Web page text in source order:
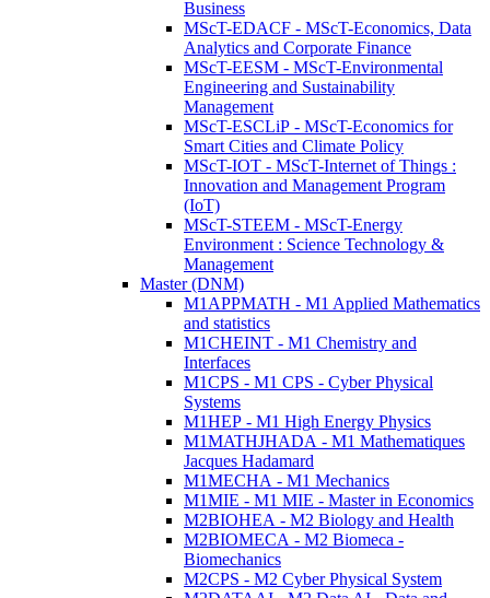
Business
MScT-EDACF - MScT-Economics, Data
Analytics and Corporate Finance
MScT-EESM - MScT-Environmental
Engineering and Sustainability
Management
MScT-ESCLiP - MScT-Economics for
Smart Cities and Climate Policy
MScT-IOT - MScT-Internet of Things :
Innovation and Management Program
(IoT)
MScT-STEEM - MScT-Energy
Environment : Science Technology &
Management
Master (DNM)
M1APPMATH - M1 Applied Mathematics
and statistics
M1CHEINT - M1 Chemistry and
Interfaces
M1CPS - M1 CPS - Cyber Physical
Systems
M1HEP - M1 High Energy Physics
M1MATHJHADA - M1 Mathematiques
Jacques Hadamard
M1MECHA - M1 Mechanics
M1MIE - M1 MIE - Master in Economics
M2BIOHEA - M2 Biology and Health
M2BIOMECA - M2 Biomeca -
Biomechanics
M2CPS - M2 Cyber Physical System